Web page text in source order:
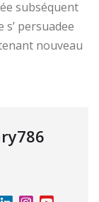
subséquent
persuadee
nouveau